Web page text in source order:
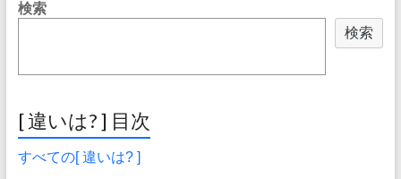
検索
検索
[ 違いは? ] 目次
すべての[ 違いは? ]